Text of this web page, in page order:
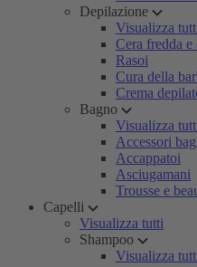
Depilazione
Visualizza
Cera fredda e
Rasoi
Cura della
Crema
Bagno
Visualizza
Accessori
Accappatoi
Asciugamani
Trousse e
Capelli
Visualizza tutti
Shampoo
Visualizza